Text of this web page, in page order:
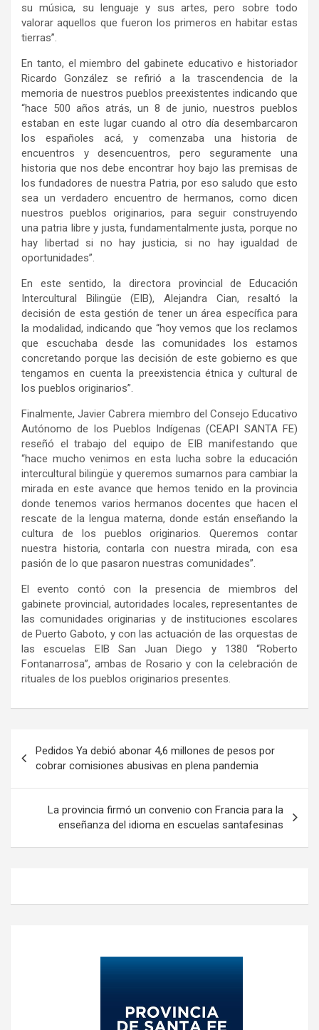
su música, su lenguaje y sus artes, pero sobre todo
valorar aquellos que fueron los primeros en habitar estas
tierras”.
En tanto, el miembro del gabinete educativo e historiador
Ricardo González se refirió a la trascendencia de la
memoria de nuestros pueblos preexistentes indicando que
“hace 500 años atrás, un 8 de junio, nuestros pueblos
estaban en este lugar cuando al otro día desembarcaron
los españoles acá, y comenzaba una historia de
encuentros y desencuentros, pero seguramente una
historia que nos debe encontrar hoy bajo las premisas de
los fundadores de nuestra Patria, por eso saludo que esto
sea un verdadero encuentro de hermanos, como dicen
nuestros pueblos originarios, para seguir construyendo
una patria libre y justa, fundamentalmente justa, porque no
hay libertad si no hay justicia, si no hay igualdad de
oportunidades”.
En este sentido, la directora provincial de Educación
Intercultural Bilingüe (EIB), Alejandra Cian, resaltó la
decisión de esta gestión de tener un área específica para
la modalidad, indicando que “hoy vemos que los reclamos
que escuchaba desde las comunidades los estamos
concretando porque las decisión de este gobierno es que
tengamos en cuenta la preexistencia étnica y cultural de
los pueblos originarios”.
Finalmente, Javier Cabrera miembro del Consejo Educativo
Autónomo de los Pueblos Indígenas (CEAPI SANTA FE)
reseñó el trabajo del equipo de EIB manifestando que
“hace mucho venimos en esta lucha sobre la educación
intercultural bilingüe y queremos sumarnos para cambiar la
mirada en este avance que hemos tenido en la provincia
donde tenemos varios hermanos docentes que hacen el
rescate de la lengua materna, donde están enseñando la
cultura de los pueblos originarios. Queremos contar
nuestra historia, contarla con nuestra mirada, con esa
pasión de lo que pasaron nuestras comunidades”.
El evento contó con la presencia de miembros del
gabinete provincial, autoridades locales, representantes de
las comunidades originarias y de instituciones escolares
de Puerto Gaboto, y con las actuación de las orquestas de
las escuelas EIB San Juan Diego y 1380 “Roberto
Fontanarrosa”, ambas de Rosario y con la celebración de
rituales de los pueblos originarios presentes.
de
entradas
Pedidos Ya debió abonar 4,6 millones de pesos por
cobrar comisiones abusivas en plena pandemia
La provincia firmó un convenio con Francia para la
enseñanza del idioma en escuelas santafesinas